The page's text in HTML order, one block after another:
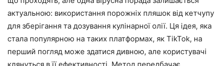
актуальною: використання порожніх пляшок від кетчупу
для зберігання та дозування кулінарної олії. Ця ідея, яка
стала популярною на таких платформах, як TikTok, на
перший погляд може здатися дивною, але користувачі